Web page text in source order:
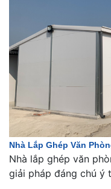
Nhà Lắp Ghép Văn
Nhà lắp ghép văn
giải pháp đáng chú ý